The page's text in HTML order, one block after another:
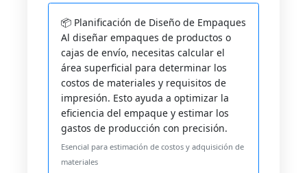
📦 Planificación de Diseño de Empaques
Al diseñar empaques de productos o
cajas de envío, necesitas calcular el
área superficial para determinar los
costos de materiales y requisitos de
impresión. Esto ayuda a optimizar la
eficiencia del empaque y estimar los
gastos de producción con precisión.
Esencial para estimación de costos y adquisición de
materiales